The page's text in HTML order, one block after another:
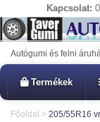
Kapcsolat:
Autógumi és felni
Termékek
Főoldal > 205/55R16